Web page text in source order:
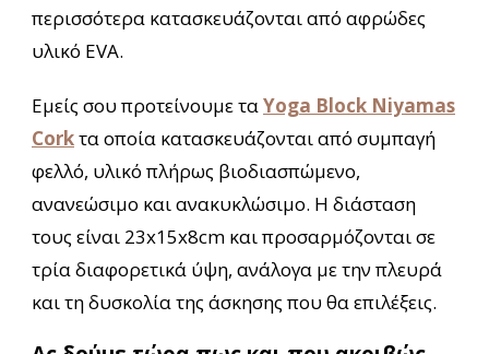
περισσότερα κατασκευάζονται από αφρώδες
υλικό EVA.
Εμείς σου προτείνουμε ταYoga Block Niyamas
Corkτα οποία κατασκευάζονται από συμπαγή
φελλό, υλικό πλήρως βιοδιασπώμενο,
ανανεώσιμο και ανακυκλώσιμο. Η διάσταση
τους είναι 23x15x8cm και προσαρμόζονται σε
τρία διαφορετικά ύψη, ανάλογα με την πλευρά
και τη δυσκολία της άσκησης που θα επιλέξεις.